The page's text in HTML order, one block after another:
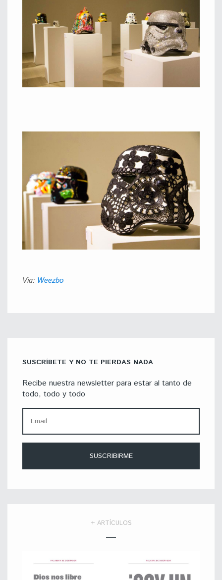
Via: Weezbo
SUSCRÍBETE Y NO TE PIERDAS NADA
Recibe nuestra newsletter para estar al tanto de
todo, todo y todo
+ ARTÍCULOS